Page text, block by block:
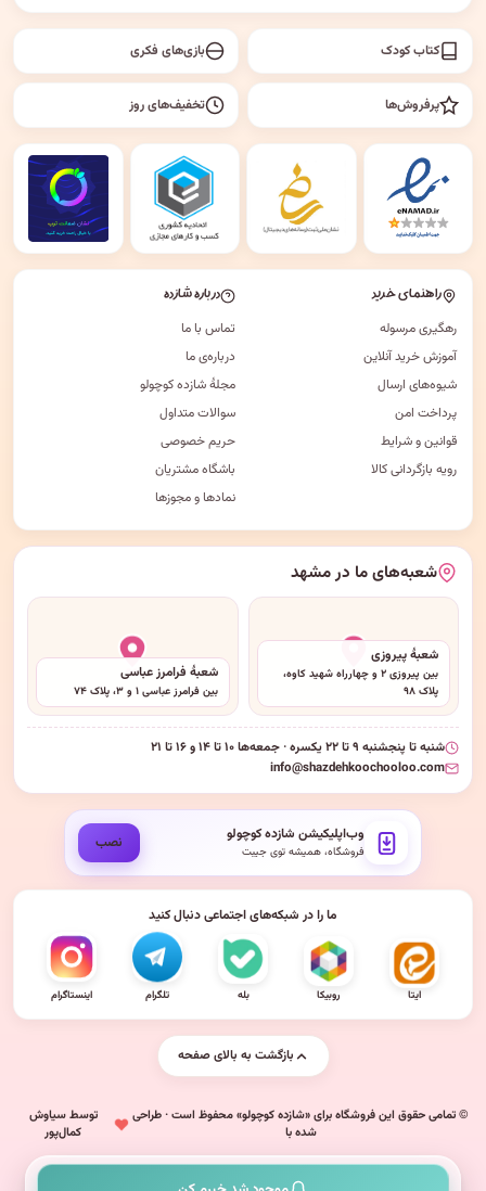
کتاب کودک بازی‌های فکری
پرفروش‌ها تخفیف‌های روز
راهنمای خرید
رهگیری مرسوله
آموزش خرید آنلاین
شیوه‌های ارسال
پرداخت امن
قوانین و شرایط
رویه بازگردانی کالا
درباره شازده
تماس با ما
درباره‌ی ما
مجلهٔ شازده کوچولو
سوالات متداول
حریم خصوصی
باشگاه مشتریان
نمادها و مجوزها
شعبه‌های ما در مشهد
شعبهٔ پیروزی
بین پیروزی ۲ و چهارراه شهید کاوه،
پلاک ۹۸
شعبهٔ فرامرز عباسی
بین فرامرز عباسی ۱ و ۳، پلاک ۷۴
شنبه تا پنجشنبه ۹ تا ۲۲ یکسره · جمعه‌ها ۱۰ تا ۱۴ و ۱۶ تا ۲۱
info@shazdehkoochooloo.com
وب‌اپلیکیشن شازده کوچولو
فروشگاه، همیشه توی جیبت نصب
ما را در شبکه‌های اجتماعی دنبال کنید
ایتا روبیکا بله تلگرام اینستاگرام
بازگشت به بالای صفحه
© تمامی حقوق این فروشگاه برای «شازده کوچولو» محفوظ است · طراحی
شده با
توسط سیاوش
کمال‌پور